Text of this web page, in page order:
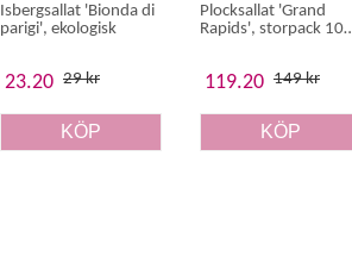
Isbergsallat 'Bionda di
parigi', ekologisk
23.20 29 kr
KÖP
Plocksallat 'Grand
Rapids', storpack 100
119.20 149 kr
KÖP